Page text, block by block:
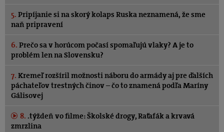
5. Pripíjanie si na skorý kolaps Ruska neznamená, že sme
naň pripravení
6. Prečo sa v horúcom počasí spomaľujú vlaky? A je to
problém len na Slovensku?
7. Kremeľ rozšíril možnosti náboru do armády aj pre ďalších
páchateľov trestných činov – čo to znamená podľa Maríny
Gálisovej
8. .týždeň vo filme: Školské drogy, Raťafák a krvavá
zmrzlina